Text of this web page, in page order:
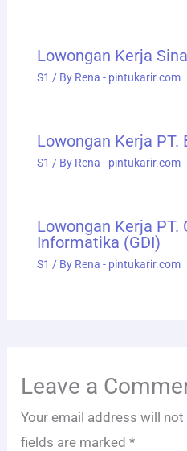
Lowongan Kerja
S1 / By Rena - pintukarir.com
Lowongan Kerja PT.
S1 / By Rena - pintukarir.com
Lowongan Kerja PT.
Informatika (GDI)
S1 / By Rena - pintukarir.com
Leave a
Your email address will
fields are marked*